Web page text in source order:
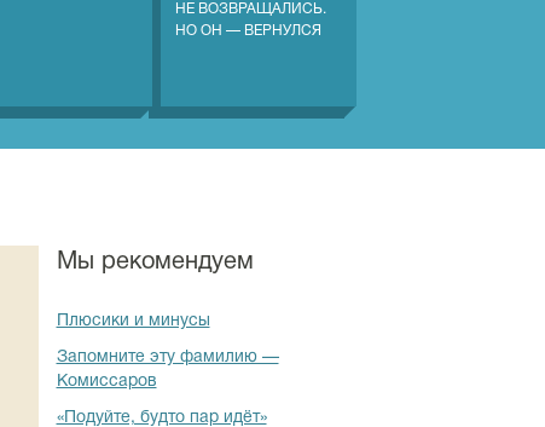
НЕ ВОЗВРАЩАЛИСЬ.
НО ОН — ВЕРНУЛСЯ
Мы рекомендуем
Плюсики и минусы
Запомните эту фамилию —
Комиссаров
«Подуйте, будто пар идёт»